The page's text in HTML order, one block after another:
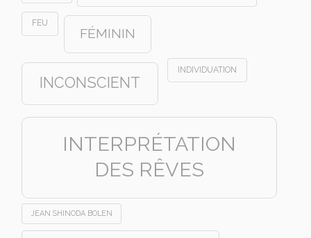
FEU
FÉMININ
INCONSCIENT
INDIVIDUATION
INTERPRÉTATION
DES RÊVES
JEAN SHINODA BOLEN